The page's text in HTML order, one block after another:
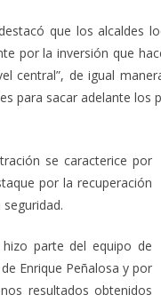
que los alcaldes
por la inversión que
central”, de igual
para sacar adelante los
se caracterice por
por la recuperación
parte del equipo de
Enrique Peñalosa y por
resultados obtenidos